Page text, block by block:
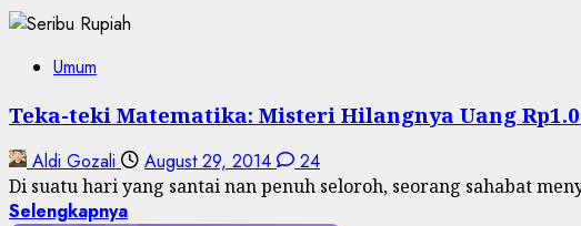
Umum
Teka-teki Matematika: Misteri Hilangnya Uang
Aldi Gozali August 29, 2014 24
Di suatu hari yang santai nan penuh seloroh, seorang sahabat
Selengkapnya